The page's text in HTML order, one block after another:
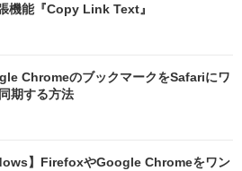
機能『Copy Link Text』
ChromeのブックマークをSafariにワ
期する方法
】FirefoxやGoogle Chromeをワン